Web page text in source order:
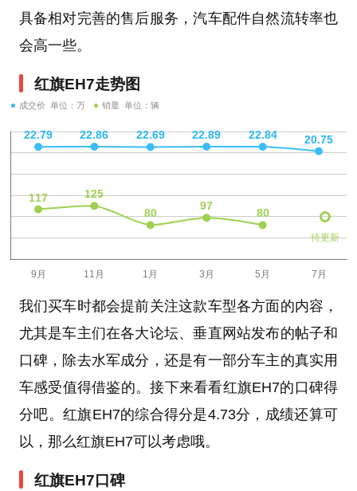
具备相对完善的售后服务，汽车配件自然流转率也
会高一些。
红旗EH7走势图
成交价 单位：万 销量 单位：辆
待更新
我们买车时都会提前关注这款车型各方面的内容，
尤其是车主们在各大论坛、垂直网站发布的帖子和
口碑，除去水军成分，还是有一部分车主的真实用
车感受值得借鉴的。接下来看看红旗EH7的口碑得
分吧。红旗EH7的综合得分是4.73分，成绩还算可
以，那么红旗EH7可以考虑哦。
红旗EH7口碑